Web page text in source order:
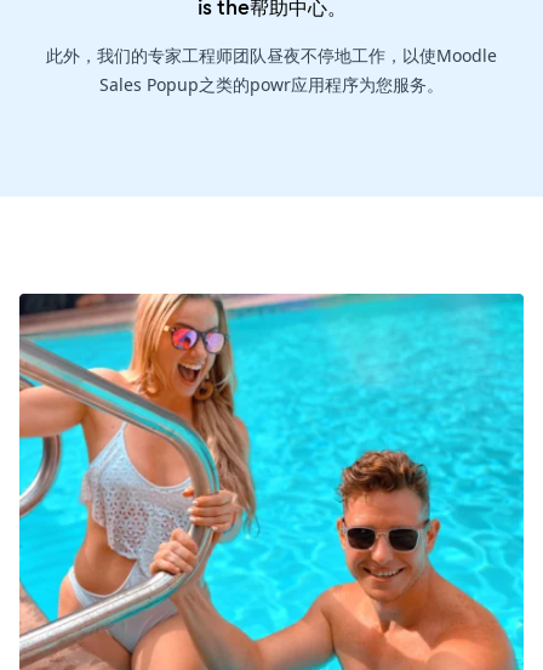
is the帮助中心。
此外，我们的专家工程师团队昼夜不停地工作，以使Moodle
Sales Popup之类的powr应用程序为您服务。